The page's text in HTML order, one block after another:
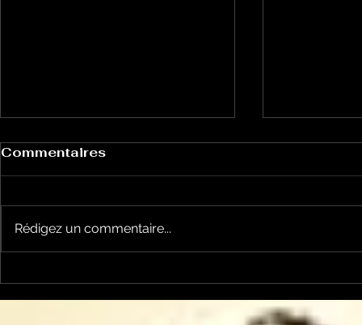
contestations à Foix
sera
élections
Commentaires
Rédigez un commentaire...